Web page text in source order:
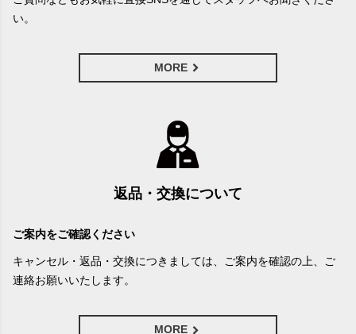
い。
MORE
返品・交換について
ご案内をご確認ください
キャンセル・返品・交換につきましては、ご案内を確認の上、ご
連絡お願いいたします。
MORE